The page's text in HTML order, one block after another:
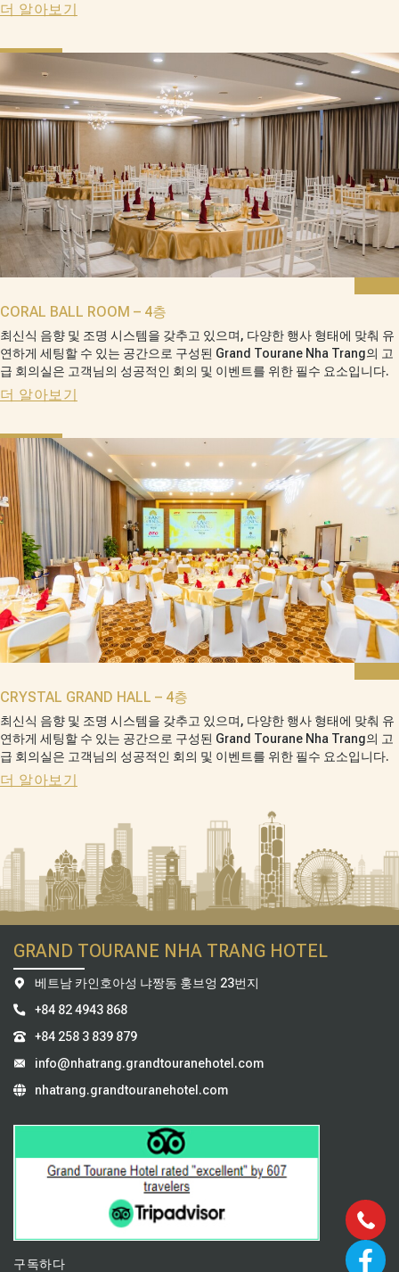
더 알아보기
CORAL BALL ROOM – 4층
최신식 음향 및 조명 시스템을 갖추고 있으며, 다양한 행사 형태에 맞춰 유
연하게 세팅할 수 있는 공간으로 구성된 Grand Tourane Nha Trang의 고
급 회의실은 고객님의 성공적인 회의 및 이벤트를 위한 필수 요소입니다.
더 알아보기
CRYSTAL GRAND HALL – 4층
최신식 음향 및 조명 시스템을 갖추고 있으며, 다양한 행사 형태에 맞춰 유
연하게 세팅할 수 있는 공간으로 구성된 Grand Tourane Nha Trang의 고
급 회의실은 고객님의 성공적인 회의 및 이벤트를 위한 필수 요소입니다.
더 알아보기
GRAND TOURANE NHA TRANG HOTEL
베트남 카인호아성 냐짱동 훙브엉 23번지
+84 82 4943 868
+84 258 3 839 879
info@nhatrang.grandtouranehotel.com
nhatrang.grandtouranehotel.com
구독하다